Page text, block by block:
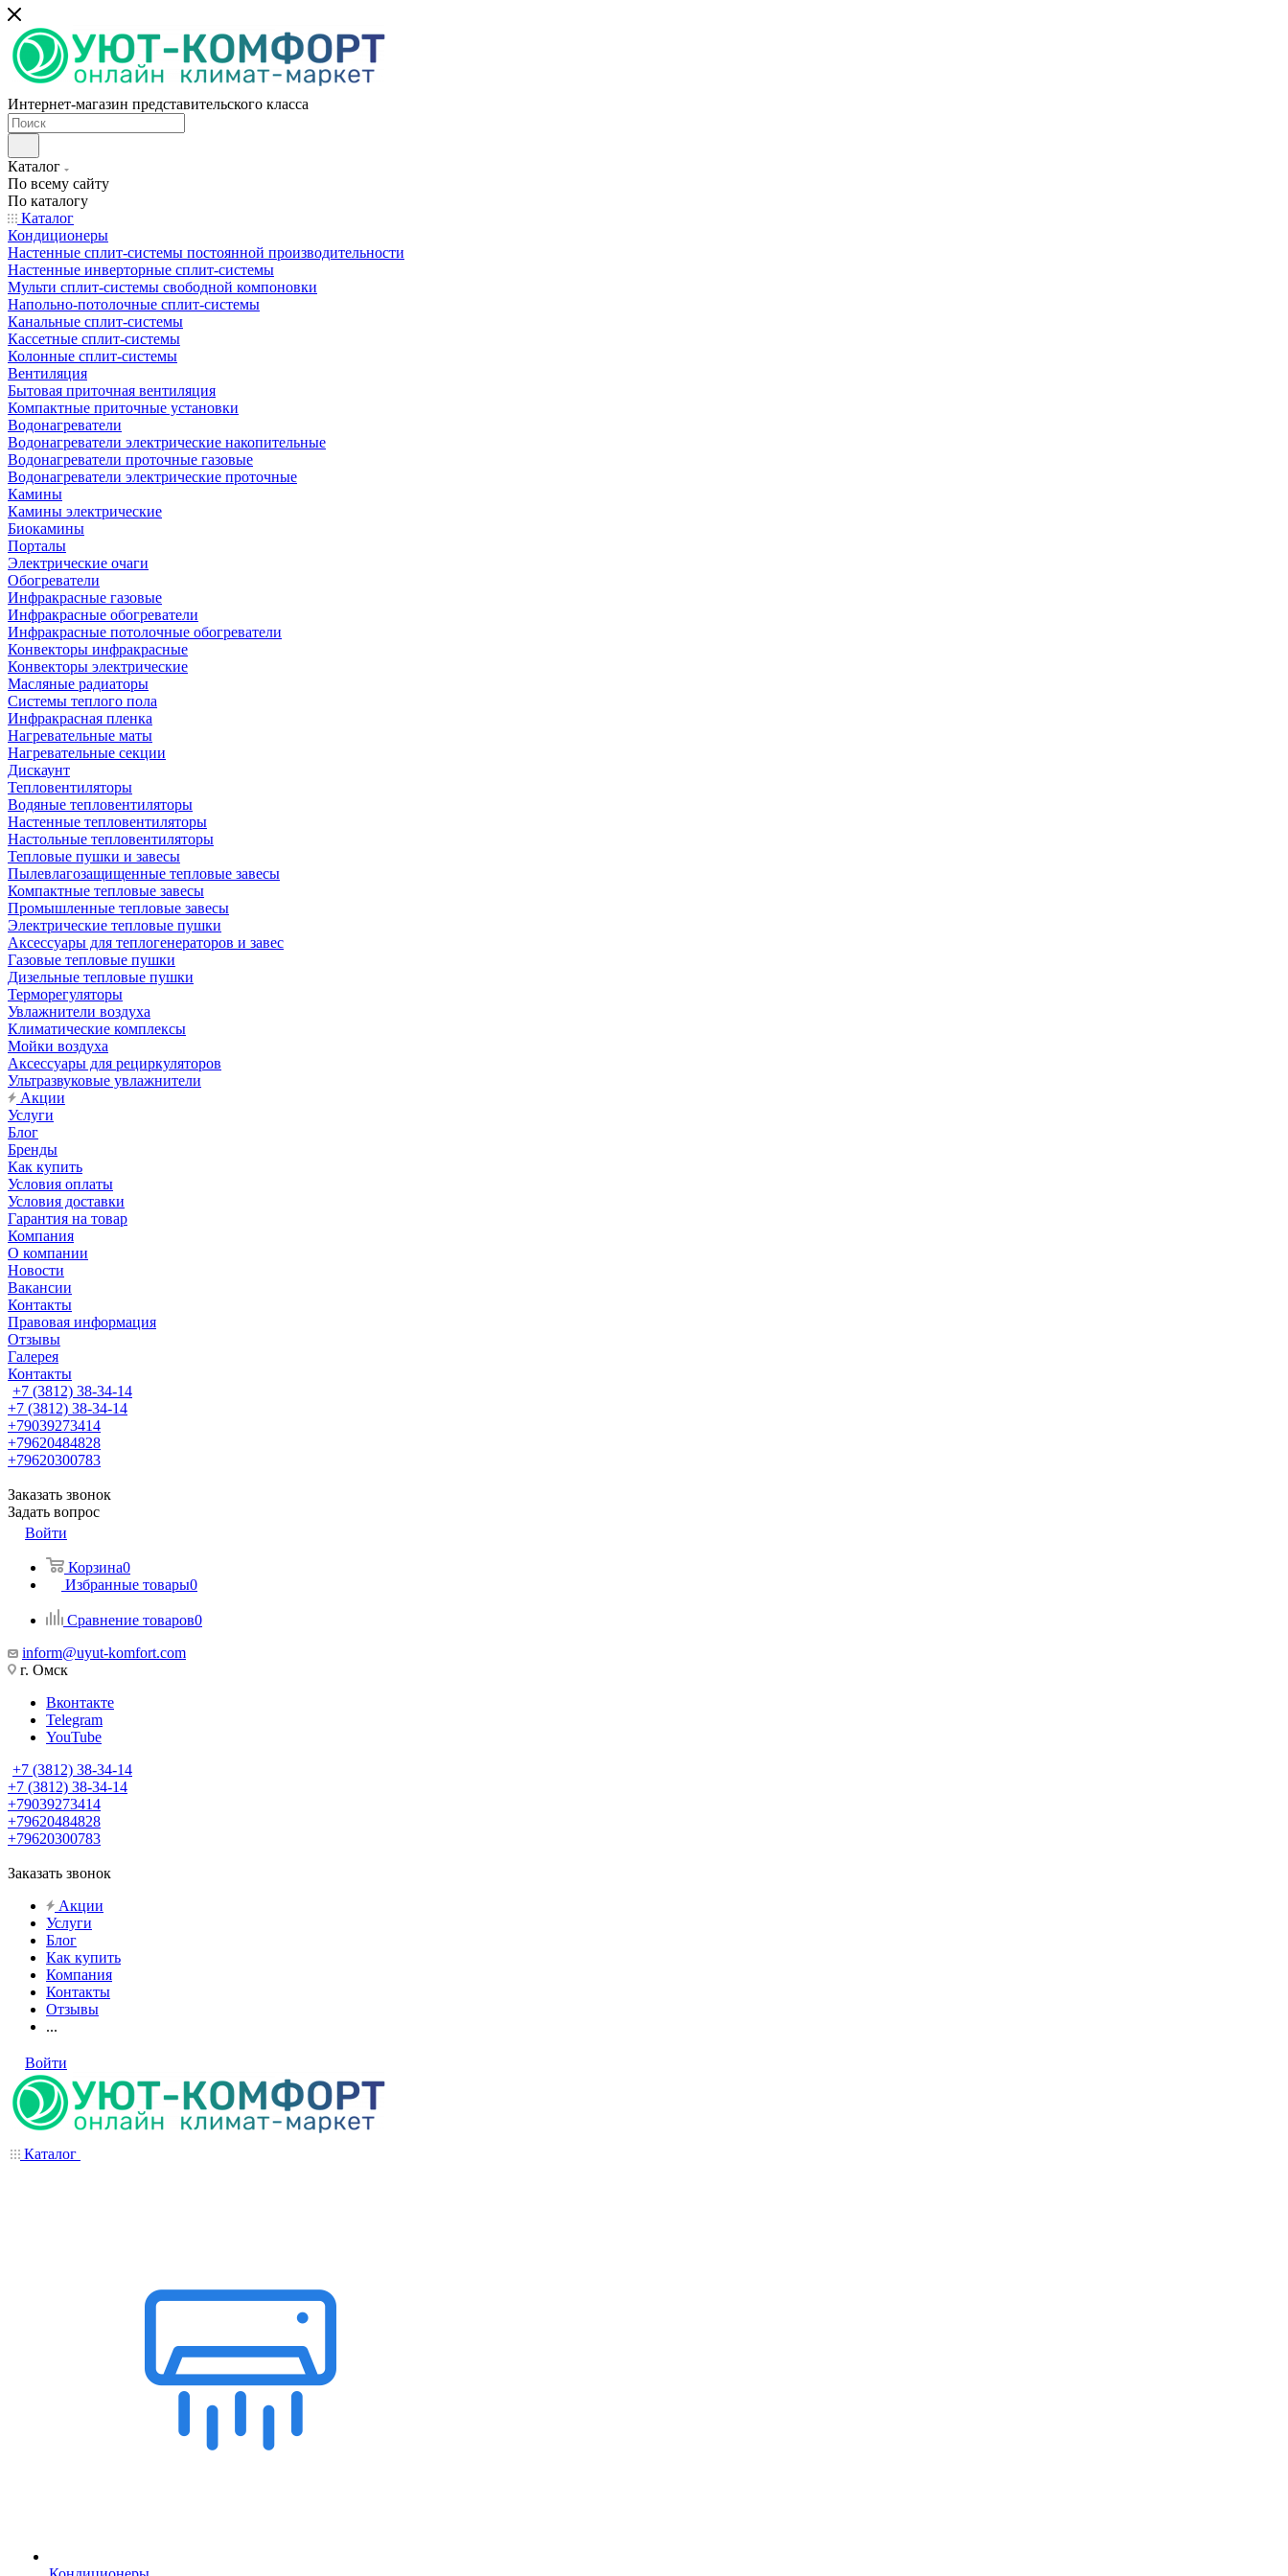
Интернет-магазин представительского класса
Каталог
По всему сайту
По каталогу
Каталог
Кондиционеры
Настенные сплит-системы постоянной производительности
Настенные инверторные сплит-системы
Мульти сплит-системы свободной компоновки
Напольно-потолочные сплит-системы
Канальные сплит-системы
Кассетные сплит-системы
Колонные сплит-системы
Вентиляция
Бытовая приточная вентиляция
Компактные приточные установки
Водонагреватели
Водонагреватели электрические накопительные
Водонагреватели проточные газовые
Водонагреватели электрические проточные
Камины
Камины электрические
Биокамины
Порталы
Электрические очаги
Обогреватели
Инфракрасные газовые
Инфракрасные обогреватели
Инфракрасные потолочные обогреватели
Конвекторы инфракрасные
Конвекторы электрические
Масляные радиаторы
Системы теплого пола
Инфракрасная пленка
Нагревательные маты
Нагревательные секции
Дискаунт
Тепловентиляторы
Водяные тепловентиляторы
Настенные тепловентиляторы
Настольные тепловентиляторы
Тепловые пушки и завесы
Пылевлагозащищенные тепловые завесы
Компактные тепловые завесы
Промышленные тепловые завесы
Электрические тепловые пушки
Аксессуары для теплогенераторов и завес
Газовые тепловые пушки
Дизельные тепловые пушки
Терморегуляторы
Увлажнители воздуха
Климатические комплексы
Мойки воздуха
Аксессуары для рециркуляторов
Ультразвуковые увлажнители
Акции
Услуги
Блог
Бренды
Как купить
Условия оплаты
Условия доставки
Гарантия на товар
Компания
О компании
Новости
Вакансии
Контакты
Правовая информация
Отзывы
Галерея
Контакты
+7 (3812) 38-34-14
+7 (3812) 38-34-14
+79039273414
+79620484828
+79620300783
Заказать звонок
Задать вопрос
Войти
Корзина0
Избранные товары0
Сравнение товаров0
inform@uyut-komfort.com
г. Омск
Вконтакте
Telegram
YouTube
+7 (3812) 38-34-14
+7 (3812) 38-34-14
+79039273414
+79620484828
+79620300783
Заказать звонок
Акции
Услуги
Блог
Как купить
Компания
Контакты
Отзывы
...
Войти
Каталог